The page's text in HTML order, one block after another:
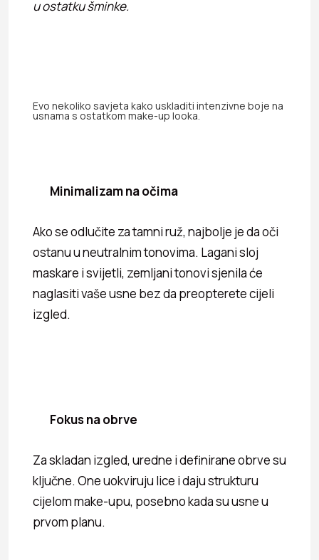
u ostatku šminke.
Evo nekoliko savjeta kako uskladiti intenzivne boje na
usnama s ostatkom make-up looka.
Minimalizam na očima
Ako se odlučite za tamni ruž, najbolje je da oči
ostanu u neutralnim tonovima. Lagani sloj
maskare i svijetli, zemljani tonovi sjenila će
naglasiti vaše usne bez da preopterete cijeli
izgled.
Fokus na obrve
Za skladan izgled, uredne i definirane obrve su
ključne. One uokviruju lice i daju strukturu
cijelom make-upu, posebno kada su usne u
prvom planu.